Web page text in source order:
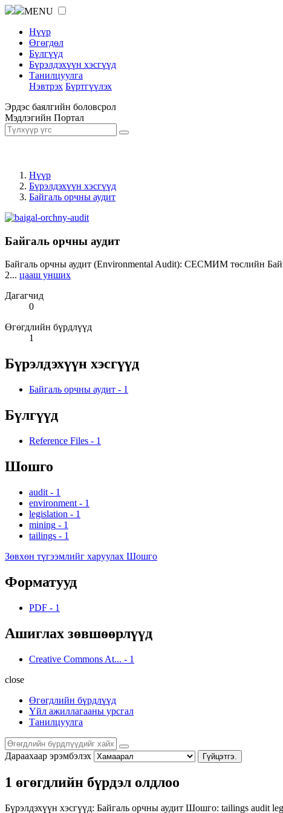
MENU
Нүүр
Өгөгдөл
Бүлгүүд
Бүрэлдэхүүн хэсгүүд
Танилцуулга
Нэвтрэх Бүртгүүлэх
Эрдэс баялгийн боловсрол
Мэдлэгийн Портал
Нүүр
Бүрэлдэхүүн хэсгүүд
Байгаль орчны аудит
Байгаль орчны аудит
Байгаль орчны аудит (Environmental Audit): СЕСМИМ төслийн
2... цааш унших
Дагагчид
0
Өгөгдлийн бүрдлүүд
1
Бүрэлдэхүүн хэсгүүд
Байгаль орчны аудит - 1
Бүлгүүд
Reference Files - 1
Шошго
audit - 1
environment - 1
legislation - 1
mining - 1
tailings - 1
Зөвхөн түгээмлийг харуулах Шошго
Форматууд
PDF - 1
Ашиглах зөвшөөрлүүд
Creative Commons At... - 1
close
Өгөгдлийн бүрдлүүд
Үйл ажиллагааны урсгал
Танилцуулга
Дараахаар эрэмбэлэх Гүйцэтгэ.
1 өгөгдлийн бүрдэл олдлоо
Бүрэлдэхүүн хэсгүүд: Байгаль орчны аудит Шошго: tailings audit